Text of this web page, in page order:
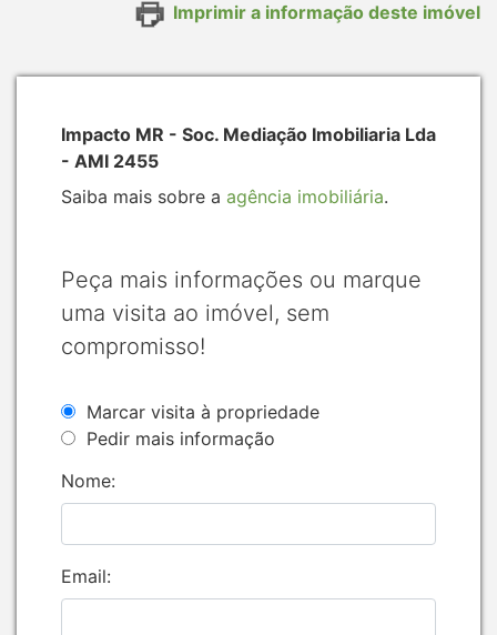
Imprimir a informação deste imóvel
Impacto MR - Soc. Mediação Imobiliaria Lda
- AMI 2455
Saiba mais sobre a agência imobiliária.
Peça mais informações ou marque
uma visita ao imóvel, sem
compromisso!
Marcar visita à propriedade
Pedir mais informação
Nome:
Email: